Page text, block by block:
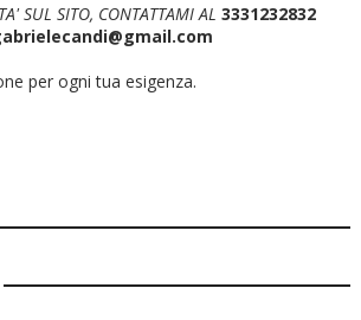
SUL SITO, CONTATTAMI AL 3331232832
per ogni tua esigenza.